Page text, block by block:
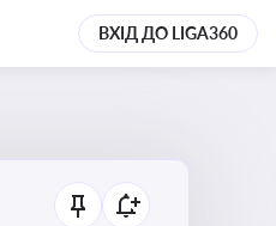
ВХІД ДО LIGA360